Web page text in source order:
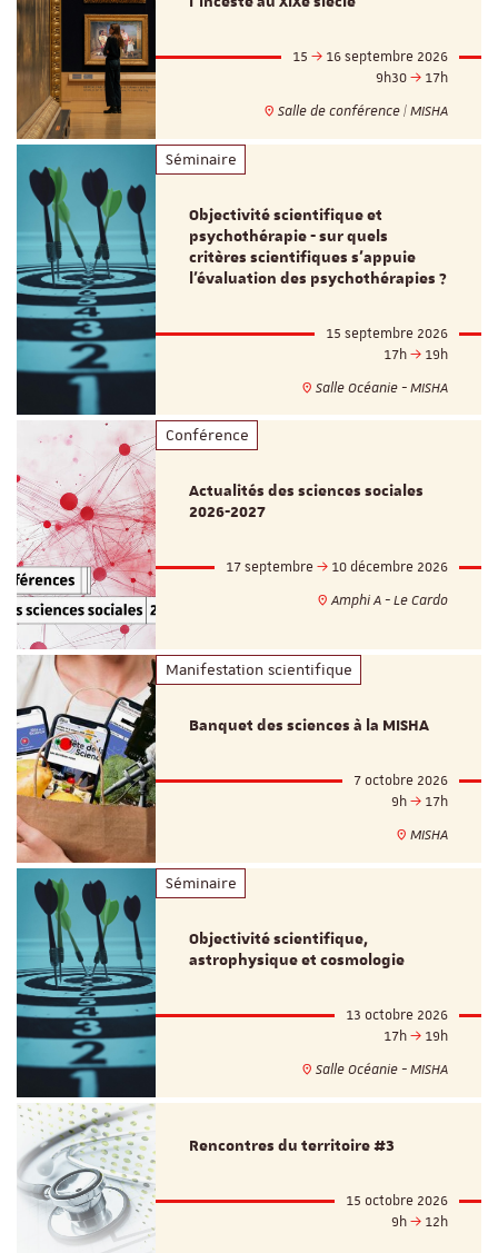
15
16 septembre 2026
9h30
17h
Salle de conférence | MISHA
Séminaire
Objectivité scientifique et
psychothérapie - sur quels
critères scientifiques s'appuie
l'évaluation des psychothérapies ?
15 septembre 2026
17h
19h
Salle Océanie - MISHA
Conférence
Actualités des sciences sociales
2026-2027
17 septembre
10 décembre 2026
Amphi A - Le Cardo
Manifestation scientifique
Banquet des sciences à la MISHA
7 octobre 2026
9h
17h
MISHA
Séminaire
Objectivité scientifique,
astrophysique et cosmologie
13 octobre 2026
17h
19h
Salle Océanie - MISHA
Rencontres du territoire #3
15 octobre 2026
9h
12h